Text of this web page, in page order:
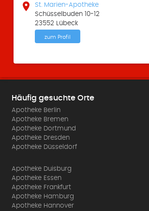

St. Marien-Apotheke
Schüsselbuden 10-12
23552 Lübeck
zum Profil
Häufig gesuchte Orte
Apotheke Berlin
Apotheke Bremen
Apotheke Dortmund
Apotheke Dresden
Apotheke Düsseldorf
Apotheke Duisburg
Apotheke Essen
Apotheke Frankfurt
Apotheke Hamburg
Apotheke Hannover